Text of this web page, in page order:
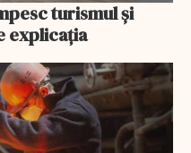
turismul și
explicația